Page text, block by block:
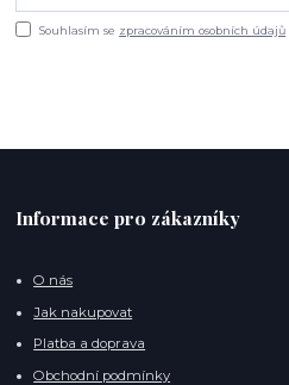
Souhlasím se zpracováním osobních údajů
Informace pro zákazníky
O nás
Jak nakupovat
Platba a doprava
Obchodní podmínky